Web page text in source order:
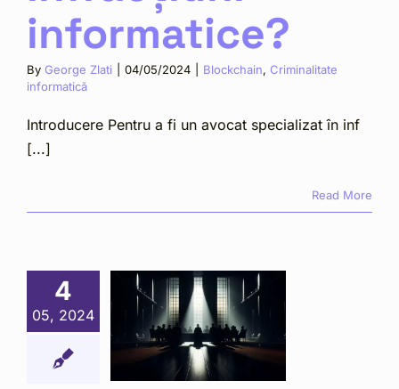
informatice?
By George Zlati 04/05/2024 Blockchain, Criminalitate
informatică
Introducere Pentru a fi un avocat specializat în inf
[...]
Read More
4
05, 2024
ce
–
de
a